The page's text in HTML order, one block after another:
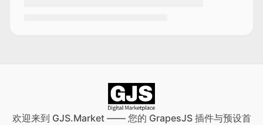
欢迎来到 GJS.Market —— 您的 GrapesJS 插件与预设首